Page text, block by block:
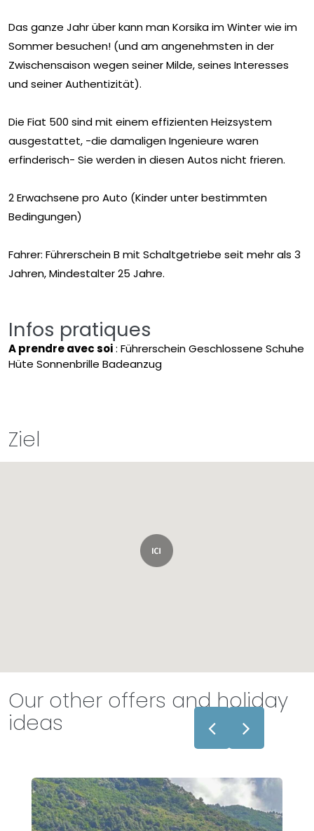
Das ganze Jahr über kann man Korsika im Winter wie im
Sommer besuchen! (und am angenehmsten in der
Zwischensaison wegen seiner Milde, seines Interesses
und seiner Authentizität).
Die Fiat 500 sind mit einem effizienten Heizsystem
ausgestattet, -die damaligen Ingenieure waren
erfinderisch- Sie werden in diesen Autos nicht frieren.
2 Erwachsene pro Auto (Kinder unter bestimmten
Bedingungen)
Fahrer: Führerschein B mit Schaltgetriebe seit mehr als 3
Jahren, Mindestalter 25 Jahre.
Infos pratiques
A prendre avec soi: Führerschein Geschlossene Schuhe
Hüte Sonnenbrille Badeanzug
Ziel
Our other offers and holiday
ideas